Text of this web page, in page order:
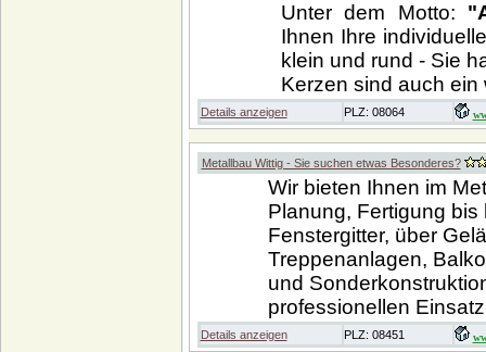
Unter dem Motto:
Ihnen Ihre
klein und rund - Sie
Kerzen sind auch
Details anzeigen PLZ: 08064
Metallbau Wittig - Sie suchen etwas Besonderes?
Wir bieten Ihnen im
Planung, Fertigung
Fenstergitter, über
Treppenanlagen,
und
professionellen
Details anzeigen PLZ: 08451